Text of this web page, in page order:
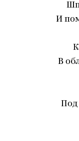
И
В
Под